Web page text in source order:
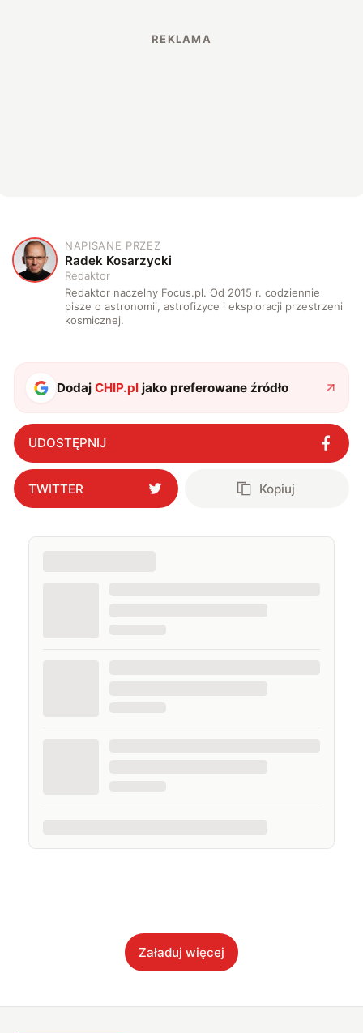
R
NAPISANE PRZEZ
Radek Kosarzycki
Redaktor
Redaktor naczelny Focus.pl. Od 2015 r. codziennie
pisze o astronomii, astrofizyce i eksploracji przestrzeni
kosmicznej.
DodajCHIP.pl jako preferowane źródło
UDOSTĘPNIJ
TWITTER Kopiuj
Załaduj więcej